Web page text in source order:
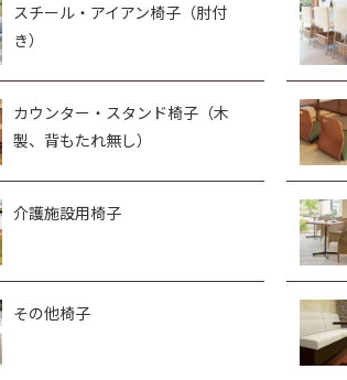
スチール・アイアン椅子（肘付
き）
カウンター・スタンド椅子（木
製、背もたれ無し）
介護施設用椅子
その他椅子